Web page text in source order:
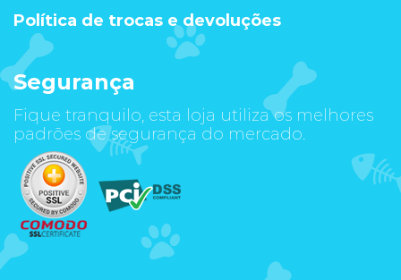
Política de trocas e devoluções
Segurança
Fique tranquilo, esta loja utiliza os melhores
padrões de segurança do mercado.